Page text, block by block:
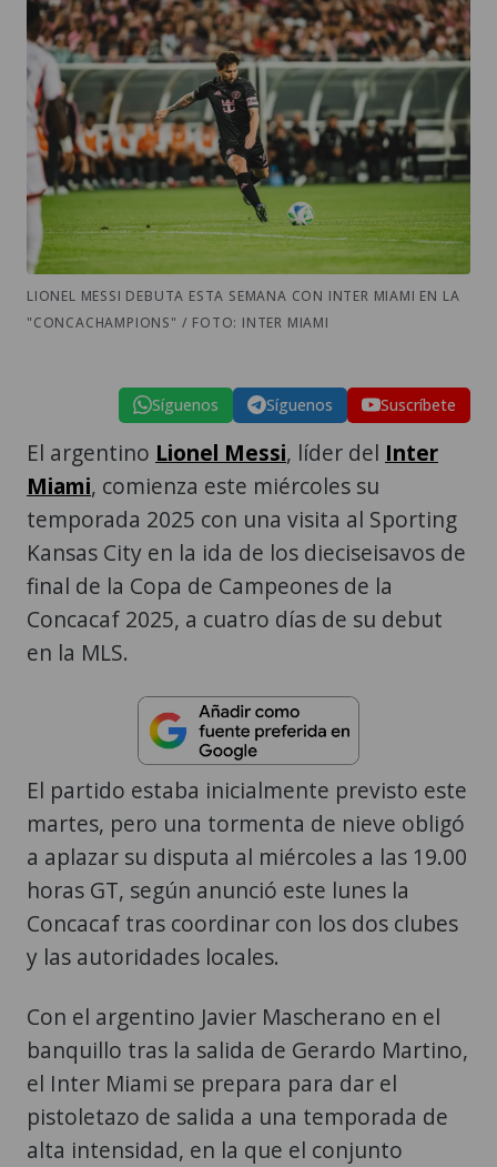
LIONEL MESSI DEBUTA ESTA SEMANA CON INTER MIAMI EN LA
"CONCACHAMPIONS" / FOTO: INTER MIAMI
Síguenos Síguenos Suscríbete
El argentino Lionel Messi, líder del Inter
Miami, comienza este miércoles su
temporada 2025 con una visita al Sporting
Kansas City en la ida de los dieciseisavos de
final de la Copa de Campeones de la
Concacaf 2025, a cuatro días de su debut
en la MLS.
El partido estaba inicialmente previsto este
martes, pero una tormenta de nieve obligó
a aplazar su disputa al miércoles a las 19.00
horas GT, según anunció este lunes la
Concacaf tras coordinar con los dos clubes
y las autoridades locales.
Con el argentino Javier Mascherano en el
banquillo tras la salida de Gerardo Martino,
el Inter Miami se prepara para dar el
pistoletazo de salida a una temporada de
alta intensidad, en la que el conjunto